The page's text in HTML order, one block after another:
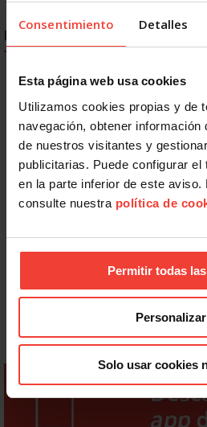
Consentimiento Detalles
Esta página web usa cookies
Utilizamos cookies propias y de
navegación, obtener
de nuestros visitantes y
publicitarias. Puede configurar
en la parte inferior de este
consulte nuestra política de
Permitir todas
Personalizar
Solo usar cookies
ENLACES DESTACADOS